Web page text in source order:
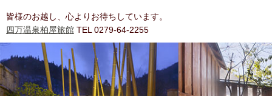
皆様のお越し、心よりお待ちしています。
四万温泉柏屋旅館 TEL 0279-64-2255